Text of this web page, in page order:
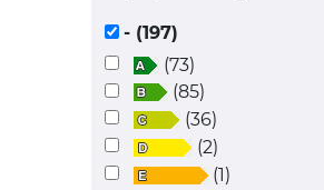
- (197)
(73)
(85)
(36)
(2)
(1)